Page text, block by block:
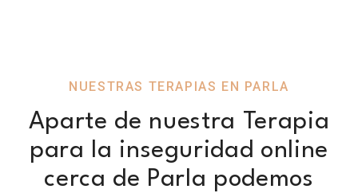
NUESTRAS TERAPIAS EN PARLA
Aparte de nuestra Terapia
para la inseguridad online
cerca de Parla podemos